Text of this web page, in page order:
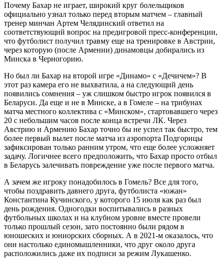
Почему Бахар не играет, широкий круг болельщиков
официально узнал только перед вторым матчем – главный
тренер минчан Артем Челядинский ответил на
соответствующий вопрос на предигровой пресс-конференции,
что футболист получил травму еще на тренировке в Австрии,
через которую (после Армении) динамовцы добирались из
Минска в Черногорию.
Но был ли Бахар на второй игре «Динамо» с «Дечичем»? В
этот раз камера его не выхватила, а на следующий день
появились сомнения – уж слишком быстро игрок появился в
Беларуси. Да еще и не в Минске, а в Гомеле – на трибунах
матча местного коллектива с «Минском», стартовавшего через
20 с небольшим часов после конца встречи ЛК. Через
Австрию и Армению Бахар точно бы не успел так быстро, тем
более первый вылет после матча из аэропорта Подгорицы
зафиксирован только ранним утром, что еще более усложняет
задачу. Логичнее всего предположить, что Бахар просто отбыл
в Беларусь залечивать повреждение уже после первого матча.
А зачем же игроку понадобилось в Гомель? Все для того,
чтобы поздравить давнего друга, футболиста «южан»
Константина Кучинского, у которого 15 июля как раз был
день рождения. Одногодки воспитывались в разных
футбольных школах и на клубном уровне вместе провели
только прошлый сезон, зато постоянно были рядом в
юношеских и юниорских сборных. А в 2021-м оказалось, что
они настолько единомышленники, что друг около друга
расположились даже их подписи за режим Лукашенко.